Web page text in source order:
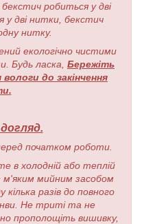
робиться у дві
у дві нитки, бекстич
нитку.
екологічно чистими
Будь ласка, Бережіть
до закінчення
початком роботи.
в холодній або теплій
м'яким мийним засобом
кілька разів до повного
Не триті та не
прополощіть вишивку,